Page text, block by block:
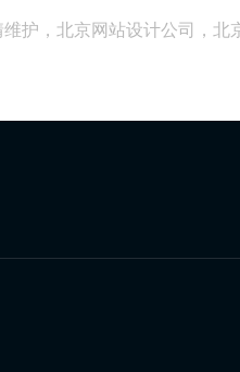
护，北京网站设计公司，北